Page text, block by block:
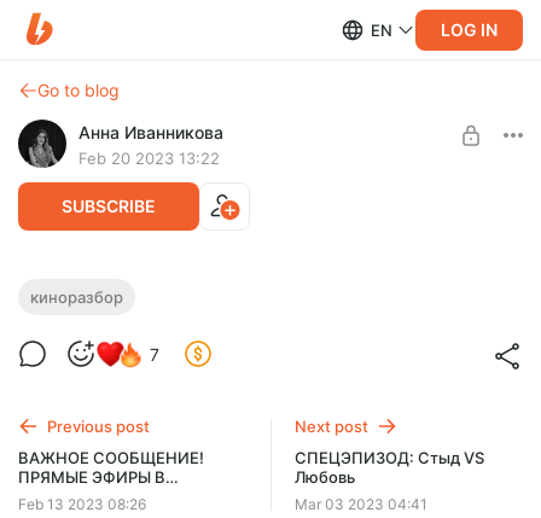
EN LOG IN
Go to blog
Анна Иванникова
Feb 20 2023 13:22
SUBSCRIBE
КИНОРАЗБОР: Форрест Гамп.
убеждений и другое
киноразбор
7
Previous post
ВАЖНОЕ СООБЩЕНИЕ!
ПРЯМЫЕ ЭФИРЫ В
ТЕЛЕГРАМ!
Feb 13 2023 08:26
Next post
СПЕЦЭПИЗОД: Стыд VS
Любовь
Mar 03 2023 04:41